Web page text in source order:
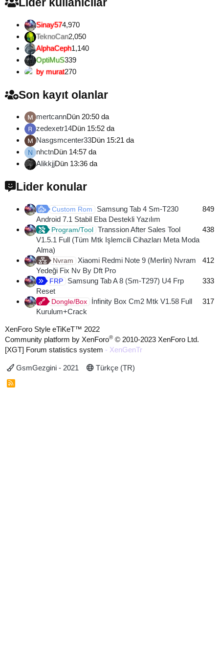
Lider kullanıcılar
Sinay574,970
TeknoCan2,050
AlphaCeph1,140
OptiMuS339
by murat270
Son kayıt olanlar
mertcannDün 20:50 da
zedexetr14Dün 15:52 da
Nasgsmcenter33Dün 15:21 da
N nhctnDün 14:57 da
AlikkjjDün 13:36 da
Lider konular
Custom Rom
Samsung Tab 4 Sm-T230
Android 7.1 Stabil Eba Destekli Yazılım
849
Program/Tool Transsion After Sales Tool
V1.5.1 Full (Tüm Mtk Işlemcili Cihazları Meta Moda
Alma)
438
Nvram
Xiaomi Redmi Note 9 (Merlin) Nvram
Yedeği Fix Nv By Dft Pro
412
FRP
Samsung Tab A 8 (Sm-T297) U4 Frp
Reset
333
Dongle/Box
İnfinity Box Cm2 Mtk V1.58 Full
Kurulum+Crack
317
XenForo Style eTiKeT™ 2022
Community platform by XenForo® © 2010-2023 XenForo Ltd.
[XGT] Forum statistics system - XenGenTr
GsmGezgini - 2021 Türkçe (TR)
R